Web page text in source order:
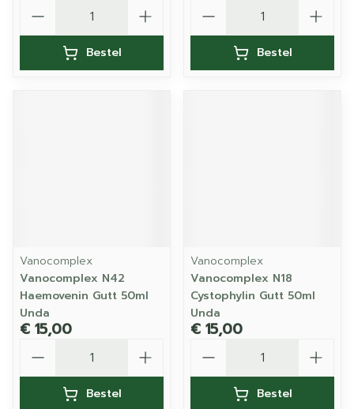
Bestel Bestel
Vanocomplex
Vanocomplex N42
Haemovenin Gutt 50ml
Unda
€ 15,00
Bestel
Vanocomplex
Vanocomplex N18
Cystophylin Gutt 50ml
Unda
€ 15,00
Bestel